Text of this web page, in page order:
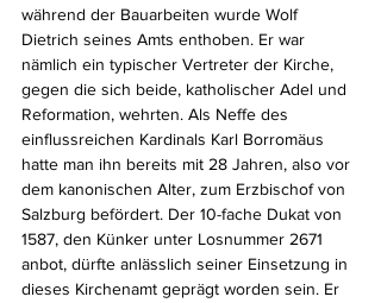
während der Bauarbeiten wurde Wolf
Dietrich seines Amts enthoben. Er war
nämlich ein typischer Vertreter der Kirche,
gegen die sich beide, katholischer Adel und
Reformation, wehrten. Als Neffe des
einflussreichen Kardinals Karl Borromäus
hatte man ihn bereits mit 28 Jahren, also vor
dem kanonischen Alter, zum Erzbischof von
Salzburg befördert. Der 10-fache Dukat von
1587, den Künker unter Losnummer 2671
anbot, dürfte anlässlich seiner Einsetzung in
dieses Kirchenamt geprägt worden sein. Er